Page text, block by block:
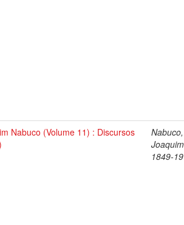
Nabuco (Volume 11) : Discursos
Nabuco,
1849-